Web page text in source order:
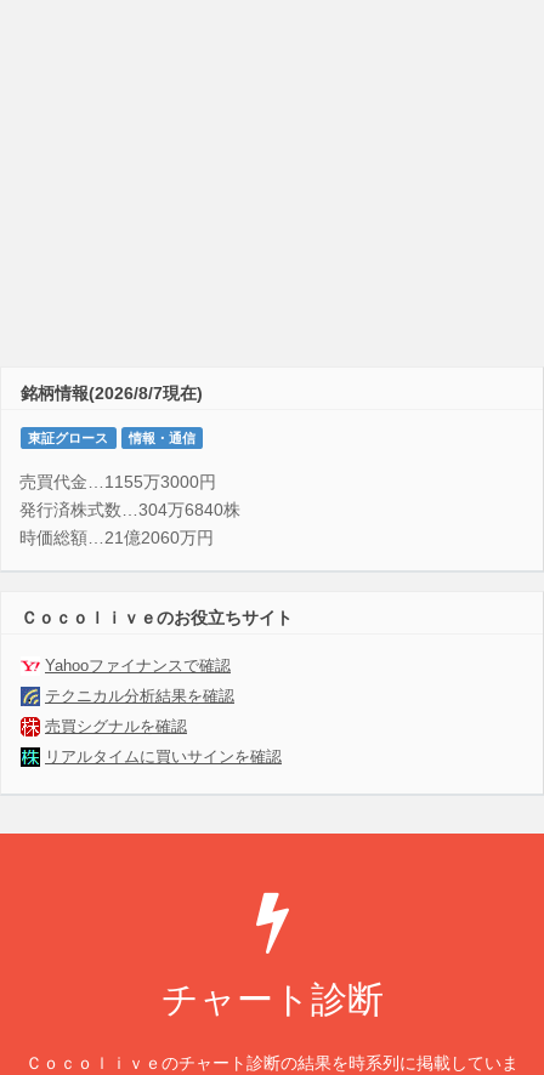
銘柄情報(2026/8/7現在)
東証グロース 情報・通信
売買代金…1155万3000円
発行済株式数…304万6840株
時価総額…21億2060万円
Ｃｏｃｏｌｉｖｅのお役立ちサイト
Yahooファイナンスで確認
テクニカル分析結果を確認
売買シグナルを確認
リアルタイムに買いサインを確認
チャート診断
Ｃｏｃｏｌｉｖｅのチャート診断の結果を時系列に掲載していま